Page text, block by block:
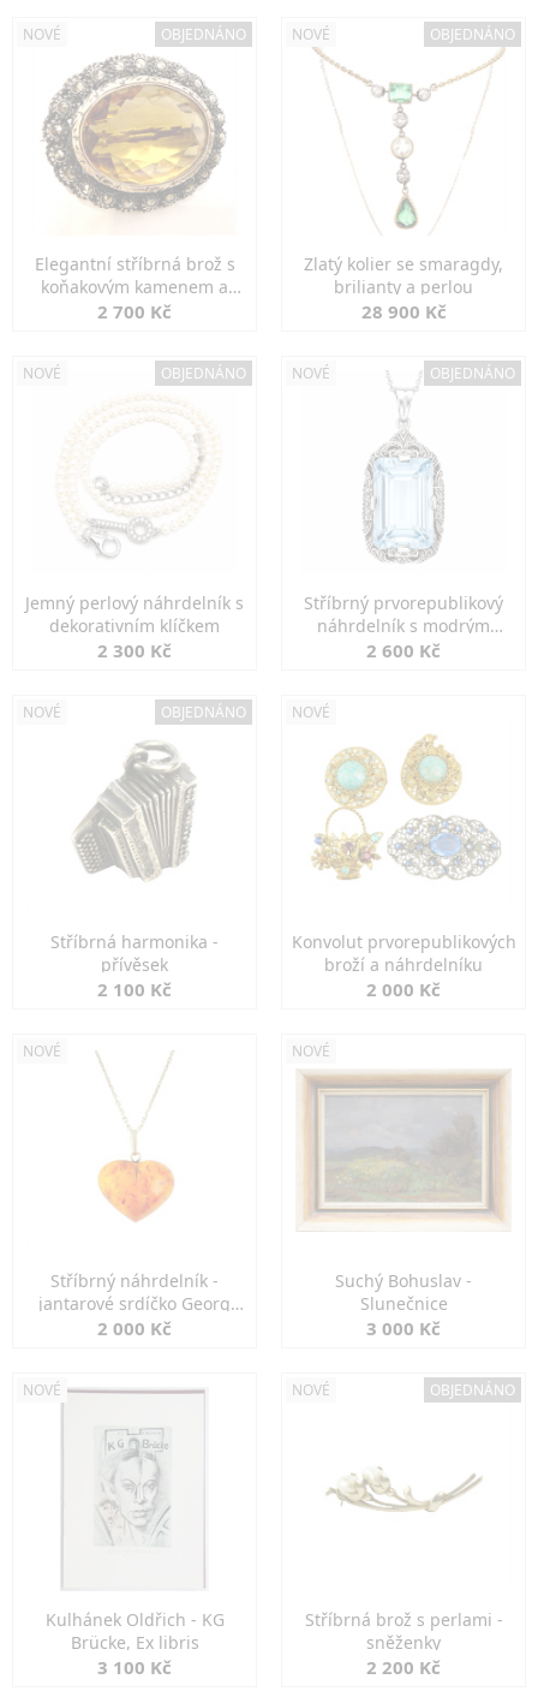
NOVÉ OBJEDNÁNO
Elegantní stříbrná brož s
koňakovým kamenem a
markazity
2 700 Kč
NOVÉ OBJEDNÁNO
Zlatý kolier se smaragdy,
brilianty a perlou
28 900 Kč
NOVÉ OBJEDNÁNO
Jemný perlový náhrdelník s
dekorativním klíčkem
2 300 Kč
NOVÉ OBJEDNÁNO
Stříbrný prvorepublikový
náhrdelník s modrým
spinelem
2 600 Kč
NOVÉ OBJEDNÁNO
Stříbrná harmonika -
přívěsek
2 100 Kč
NOVÉ
Konvolut prvorepublikových
broží a náhrdelníku
2 000 Kč
NOVÉ
Stříbrný náhrdelník -
jantarové srdíčko Georg
Kramer
2 000 Kč
NOVÉ
Suchý Bohuslav -
Slunečnice
3 000 Kč
NOVÉ
Kulhánek Oldřich - KG
Brücke, Ex libris
3 100 Kč
NOVÉ OBJEDNÁNO
Stříbrná brož s perlami -
sněženky
2 200 Kč